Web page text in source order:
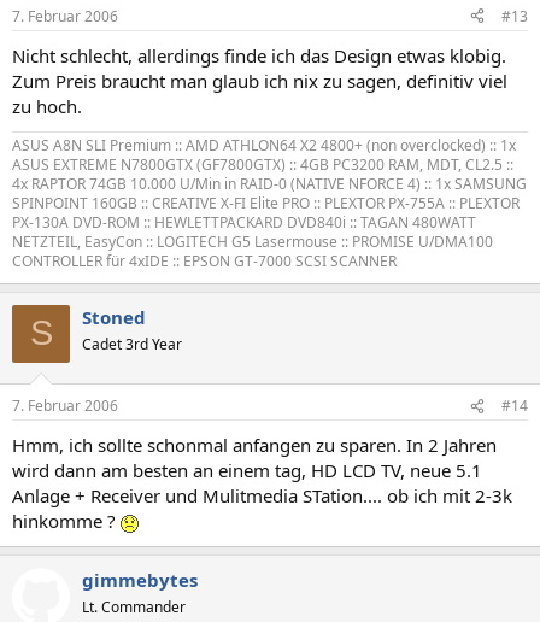
7. Februar 2006 #13
Nicht schlecht, allerdings finde ich das Design etwas klobig.
Zum Preis braucht man glaub ich nix zu sagen, definitiv viel
zu hoch.
ASUS A8N SLI Premium :: AMD ATHLON64 X2 4800+ (non overclocked) :: 1x
ASUS EXTREME N7800GTX (GF7800GTX) :: 4GB PC3200 RAM, MDT, CL2.5 ::
4x RAPTOR 74GB 10.000 U/Min in RAID-0 (NATIVE NFORCE 4) :: 1x SAMSUNG
SPINPOINT 160GB :: CREATIVE X-FI Elite PRO :: PLEXTOR PX-755A :: PLEXTOR
PX-130A DVD-ROM :: HEWLETTPACKARD DVD840i :: TAGAN 480WATT
NETZTEIL, EasyCon :: LOGITECH G5 Lasermouse :: PROMISE U/DMA100
CONTROLLER für 4xIDE :: EPSON GT-7000 SCSI SCANNER
S Stoned
Cadet 3rd Year
7. Februar 2006 #14
Hmm, ich sollte schonmal anfangen zu sparen. In 2 Jahren
wird dann am besten an einem tag, HD LCD TV, neue 5.1
Anlage + Receiver und Mulitmedia STation.... ob ich mit 2-3k
hinkomme ?
gimmebytes
Lt. Commander